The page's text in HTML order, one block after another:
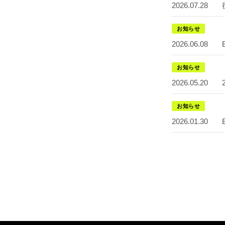
2026.07.28
お知らせ
2026.06.08
お知らせ
2026.05.20
お知らせ
2026.01.30